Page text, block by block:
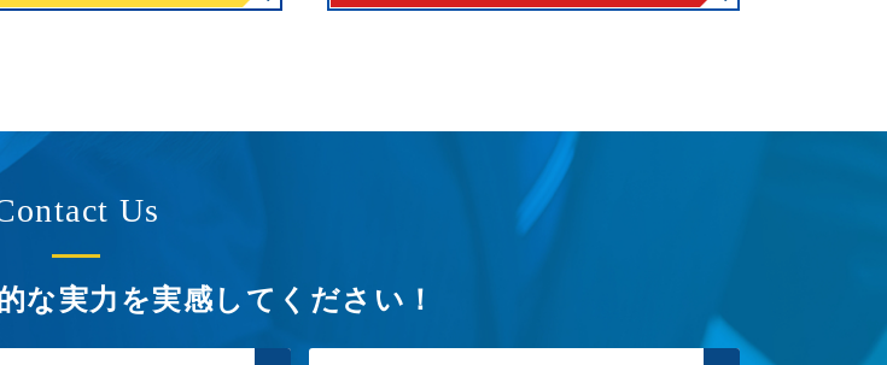
Us
な実力を実感してください！